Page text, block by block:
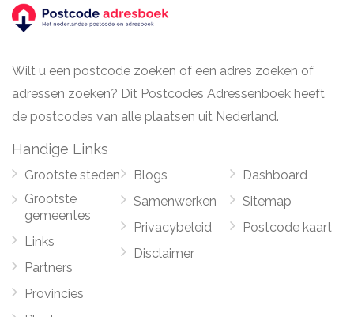
Wilt u een postcode zoeken of een adres zoeken of
adressen zoeken? Dit Postcodes Adressenboek heeft
de postcodes van alle plaatsen uit Nederland.
Handige Links
Grootste steden
Grootste
gemeentes
Links
Partners
Provincies
Blogs
Samenwerken
Privacybeleid
Disclaimer
Dashboard
Sitemap
Postcode kaart